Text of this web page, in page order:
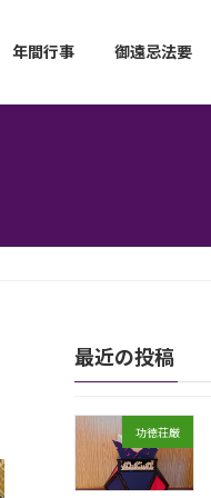
年間行事 御遠忌法要
最近の投稿
功徳荘厳